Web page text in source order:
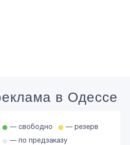
в Одессе
— свободно — резерв
— по предзаказу